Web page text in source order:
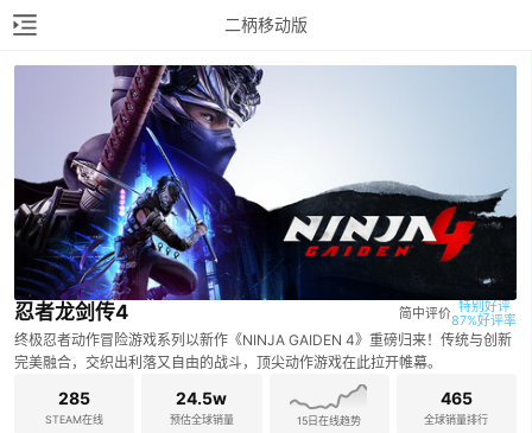
二柄移动版
忍者龙剑传4 简中评价 特别好评
87%好评率
终极忍者动作冒险游戏系列以新作《NINJA GAIDEN 4》重磅归来！传统与创新
完美融合，交织出利落又自由的战斗，顶尖动作游戏在此拉开帷幕。
285
STEAM在线
24.5w
预估全球销量 15日在线趋势
465
全球销量排行